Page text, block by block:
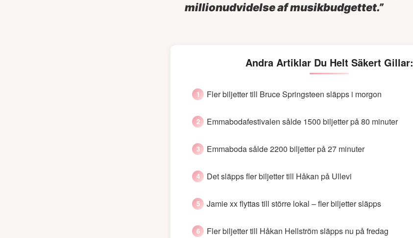
millionudvidelse af musikbudgettet.”
Andra Artiklar Du Helt Säkert Gillar:
Fler biljetter till Bruce Springsteen släpps i morgon
Emmabodafestivalen sålde 1500 biljetter på 80 minuter
Emmaboda sålde 2200 biljetter på 27 minuter
Det släpps fler biljetter till Håkan på Ullevi
Jamie xx flyttas till större lokal – fler biljetter släpps
Fler biljetter till Håkan Hellström släpps nu på fredag